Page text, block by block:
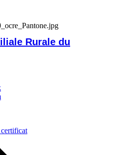
Rurale du